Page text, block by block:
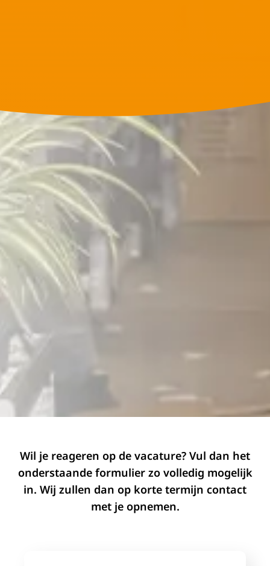
Wil je reageren op de vacature? Vul dan het
onderstaande formulier zo volledig mogelijk
in. Wij zullen dan op korte termijn contact
met je opnemen.